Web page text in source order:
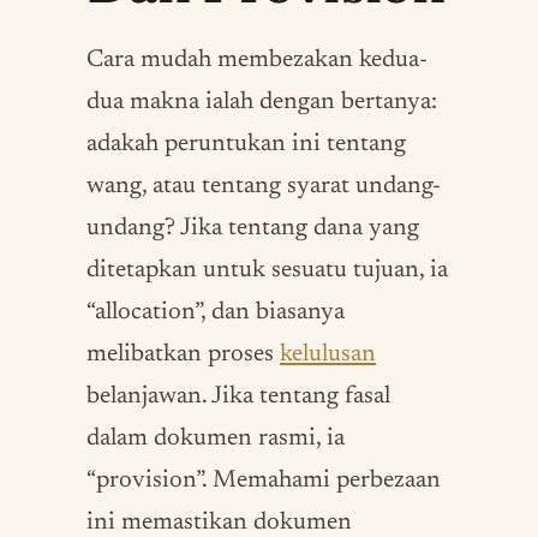
Cara mudah membezakan kedua-
dua makna ialah dengan bertanya:
adakah peruntukan ini tentang
wang, atau tentang syarat undang-
undang? Jika tentang dana yang
ditetapkan untuk sesuatu tujuan, ia
“allocation”, dan biasanya
melibatkan proses kelulusan
belanjawan. Jika tentang fasal
dalam dokumen rasmi, ia
“provision”. Memahami perbezaan
ini memastikan dokumen